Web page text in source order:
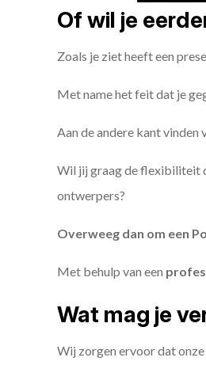
Of wil je
Zoals je ziet heeft een
Met name het feit dat je
Aan de andere kant
Wil jij graag de flexibiliteit
ontwerpers?
Overweeg dan om een
Met behulp van een
Wat mag je
Wij zorgen ervoor dat